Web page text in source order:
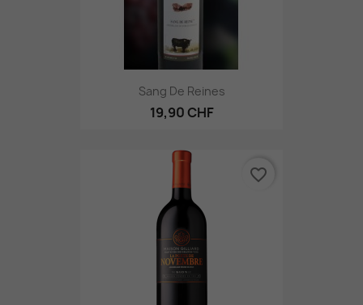
Sang De Reines
19,90 CHF
favorite_border